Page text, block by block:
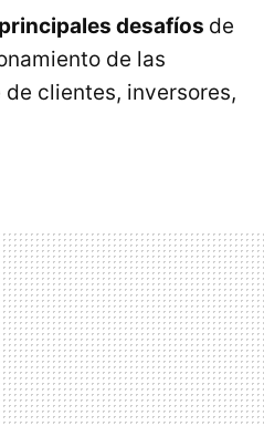
desafíos de
de las
clientes, inversores,